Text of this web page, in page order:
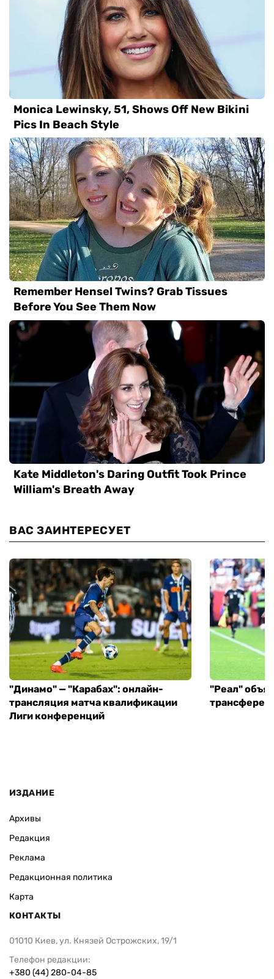
ВАС ЗАИНТЕРЕСУЕТ
"Динамо" — "Карабах": онлайн-
трансляция матча квалификации
Лиги конференций
"Реал"
трансфере
ИЗДАНИЕ
Архивы
Редакция
Реклама
Редакционная политика
Карта
КОНТАКТЫ
01010 Киев, ул. Князей Острожских, 19/1
Телефон редакции:
+380 (44) 280-04-85